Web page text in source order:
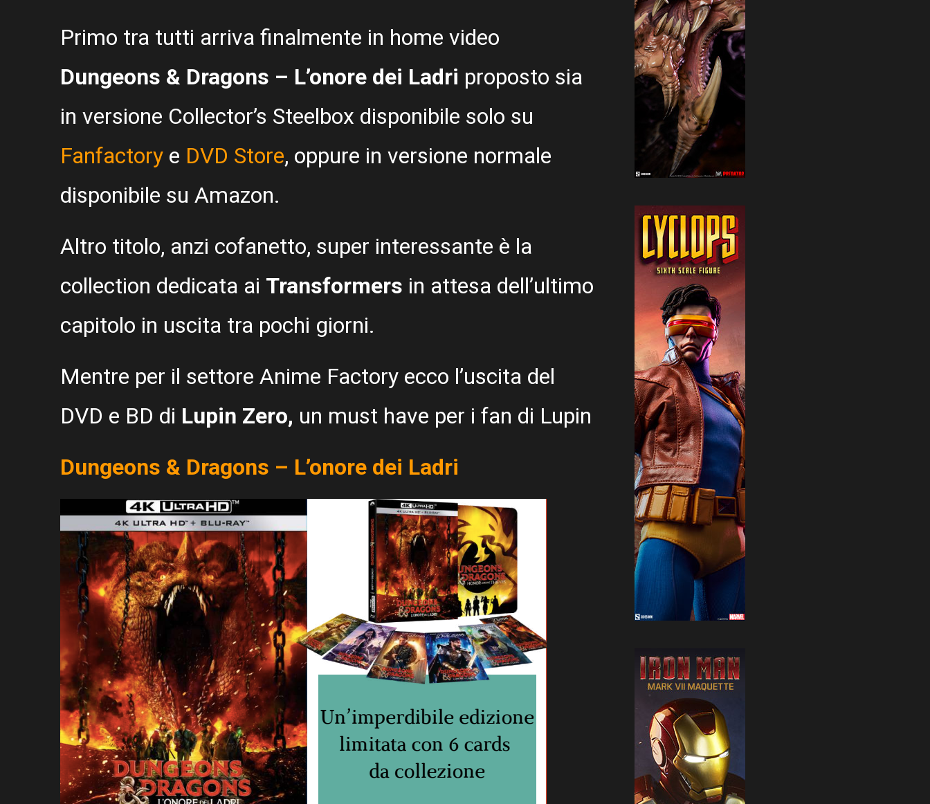
Primo tra tutti arriva finalmente in home video
Dungeons & Dragons – L’onore dei Ladri proposto sia
in versione Collector’s Steelbox disponibile solo su
Fanfactory e DVD Store, oppure in versione normale
disponibile su Amazon.
Altro titolo, anzi cofanetto, super interessante è la
collection dedicata ai Transformers in attesa dell’ultimo
capitolo in uscita tra pochi giorni.
Mentre per il settore Anime Factory ecco l’uscita del
DVD e BD di Lupin Zero, un must have per i fan di Lupin
Dungeons & Dragons – L’onore dei Ladri